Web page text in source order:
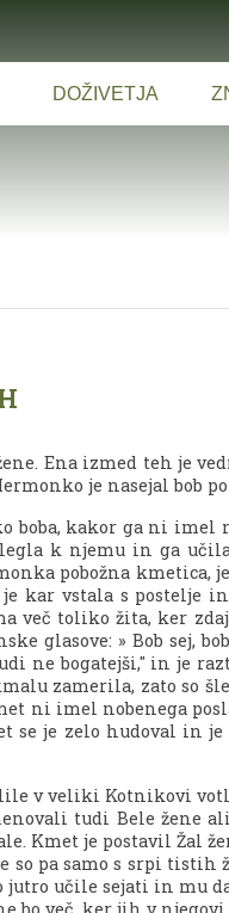
DOŽIVETJA
Ena izmed teh je
je nasejal bob
boba, kakor ga ni imel
k njemu in ga
pobožna
kar vstala s postelje
več toliko žita, ker
glasove: » Bob sej,
ne bogatejši," in je
zamerila, zato so
ni imel nobenega
se je zelo hudoval in
v veliki Kotnikovi
tudi Bele žene
Kmet je postavil Žal
so pa samo s srpi
jutro učile sejati in mu
na puščico >